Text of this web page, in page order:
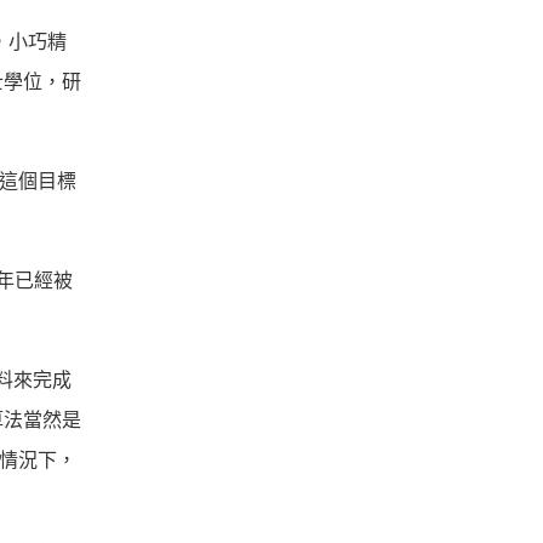
小巧精
位，研
個目標
已經被
來完成
當然是
況下，